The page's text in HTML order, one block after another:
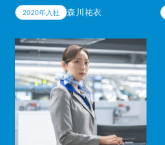
2020年入社 森川祐衣